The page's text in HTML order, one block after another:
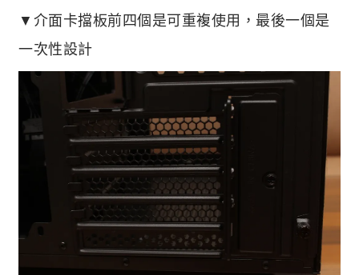
▼介面卡擋板前四個是可重複使用，最後一個是
一次性設計